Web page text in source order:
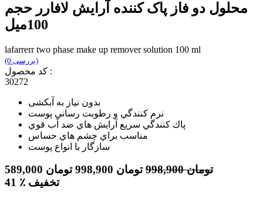
محلول دو فاز پاک کننده آرایش لافارر حجم
100میل
lafarrerr two phase make up remover solution 100 ml
(0 بررسی)
کد محصول :
30272
بدون نیاز به آبکشی
نرم كنندگي و رطوبت رساني پوست
پاك كنندگي سريع آرايش هاي ضد آب قوي
مناسب براي چشم هاي حساس
سازگار با انواع پوست
589,000 تومان 998,900تومان 998,900 تومان
41
٪ تخفیف